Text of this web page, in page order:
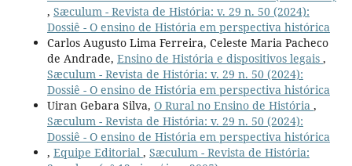
, Sæculum - Revista de História: v. 29 n. 50 (2024):
Dossiê - O ensino de História em perspectiva histórica
Carlos Augusto Lima Ferreira, Celeste Maria Pacheco
de Andrade, Ensino de História e dispositivos legais ,
Sæculum - Revista de História: v. 29 n. 50 (2024):
Dossiê - O ensino de História em perspectiva histórica
Uiran Gebara Silva, O Rural no Ensino de História ,
Sæculum - Revista de História: v. 29 n. 50 (2024):
Dossiê - O ensino de História em perspectiva histórica
, Equipe Editorial , Sæculum - Revista de História: